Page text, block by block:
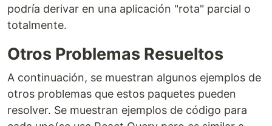
podría derivar en una aplicación "rota" parcial o
totalmente.
Otros Problemas Resueltos
A continuación, se muestran algunos ejemplos de
otros problemas que estos paquetes pueden
resolver. Se muestran ejemplos de código para